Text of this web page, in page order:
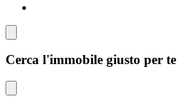
Cerca l'immobile giusto per te